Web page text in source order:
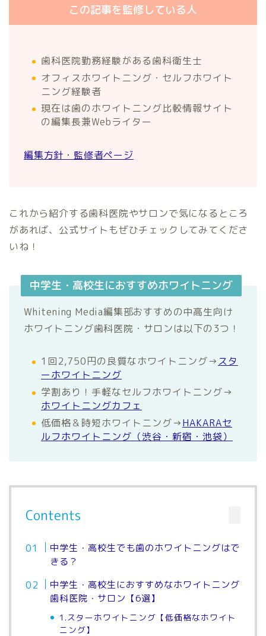
この記事を監修している人
歯科医院勤務経験がある歯科衛生士
オフィスホワイトニング・セルフホワイト
ニング経験者
現在は歯のホワイトニング比較情報サイト
の編集長兼Webライター
編集方針・監修者ページ
これから紹介する歯科医院やサロンで気になるところ
があれば、公式サイトもぜひチェックしてみてくださ
いね！
中学生・高校生におすすめホワイトニング
Whitening Media編集部おすすめの中高生向け
ホワイトニング歯科医院・サロンは以下の3つ！
1回2,750円の良質なホワイトニング→ スタ
ーホワイトニング
学割あり！手軽なセルフホワイトニング→
ホワイトニングカフェ
低価格＆時短ホワイトニング→HAKARAセ
ルフホワイトニング（渋谷・新宿・池袋）
Contents
中学生・高校生でも歯のホワイトニングはで
きる？
中学生・高校生におすすめなホワイトニング
歯科医院・サロン【6選】
1.スターホワイトニング【低価格なホワイト
ニング】